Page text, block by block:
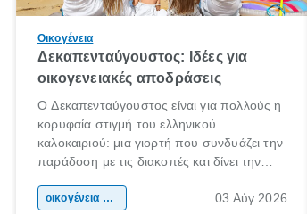
Οικογένεια
Δεκαπενταύγουστος: Ιδέες για
οικογενειακές αποδράσεις
Ο Δεκαπενταύγουστος είναι για πολλούς η
κορυφαία στιγμή του ελληνικού
καλοκαιριού: μια γιορτή που συνδυάζει την
παράδοση με τις διακοπές και δίνει την
χώρας. Είτε πρόκειται για λίγες μέρες
οικογένεια & παιδί 03 Αύγ 2026